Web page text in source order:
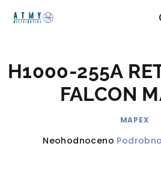
H1000-255A
FALCON
MAPEX
Průměrné
Neohodnoceno